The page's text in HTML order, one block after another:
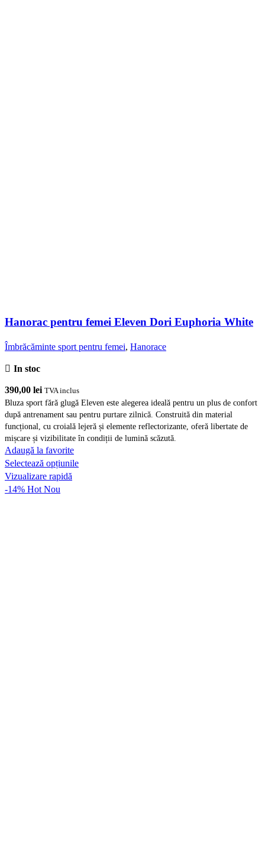
Hanorac pentru femei Eleven Dori Euphoria White
Îmbrăcăminte sport pentru femei, Hanorace
In stoc
390,00 lei TVA inclus
Bluza sport fără glugă Eleven este alegerea ideală pentru un plus de confort
după antrenament sau pentru purtare zilnică. Construită din material
funcțional, cu croială lejeră și elemente reflectorizante, oferă libertate de
mișcare și vizibilitate în condiții de lumină scăzută.
Adaugă la favorite
Selectează opțiunileAcest
Vizualizare rapidă
-14% Hot Nou